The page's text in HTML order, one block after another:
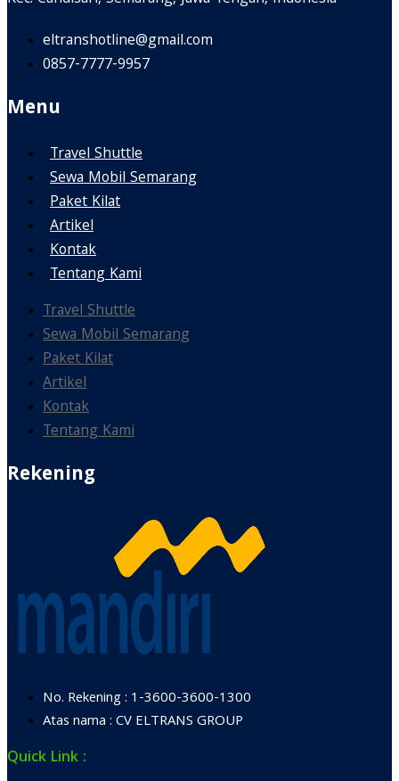
eltranshotline@gmail.com
0857-7777-9957
Menu
Travel Shuttle
Sewa Mobil Semarang
Paket Kilat
Artikel
Kontak
Tentang Kami
Travel Shuttle
Sewa Mobil Semarang
Paket Kilat
Artikel
Kontak
Tentang Kami
Rekening
No. Rekening : 1-3600-3600-1300
Atas nama : CV ELTRANS GROUP
Quick Link :